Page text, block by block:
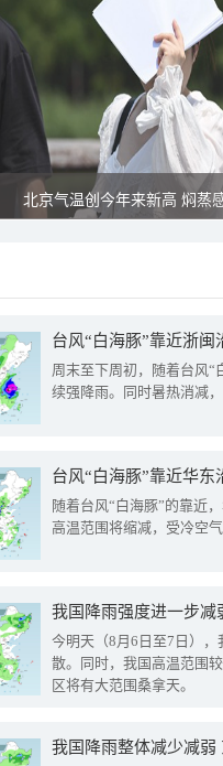
北京气温创今年来新高 焖蒸
台风“白海豚”靠近浙
周末至下周初，随着台风“
续强降雨。同时暑热消减
台风“白海豚”靠近华
随着台风“白海豚”的靠近
高温范围将缩减，受冷空
今明天（8月6日至7日）
散。同时，我国高温范围
区将有大范围桑拿天。
我国降雨整体减少减弱